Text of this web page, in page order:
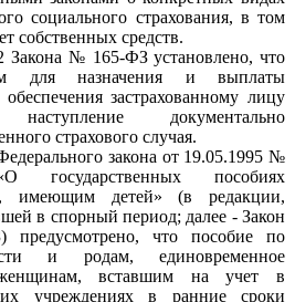
социального страхования, в том
собственных средств.
Закона № 165-ФЗ установлено, что
для назначения и выплаты
обеспечения застрахованному лицу
наступление документально
страхового случая.
закона от 19.05.1995 №
государственных пособиях
имеющим детей» (в редакции,
в спорный период; далее - Закон
что пособие по
и родам, единовременное
вставшим на учет в
учреждениях в ранние сроки